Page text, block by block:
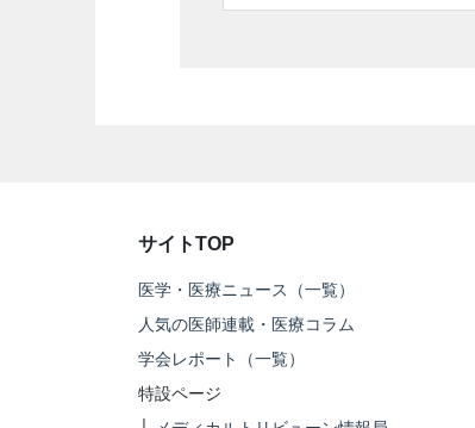
サイトTOP
医学・医療ニュース（一覧）
人気の医師連載・医療コラム
学会レポート（一覧）
特設ページ